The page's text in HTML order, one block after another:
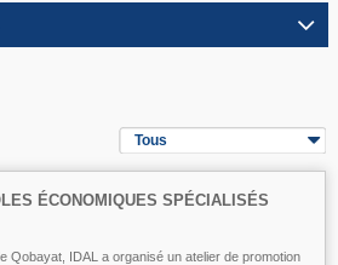
Tous
ÉCONOMIQUES SPÉCIALISÉS
Qobayat, IDAL a organisé un atelier de promotion